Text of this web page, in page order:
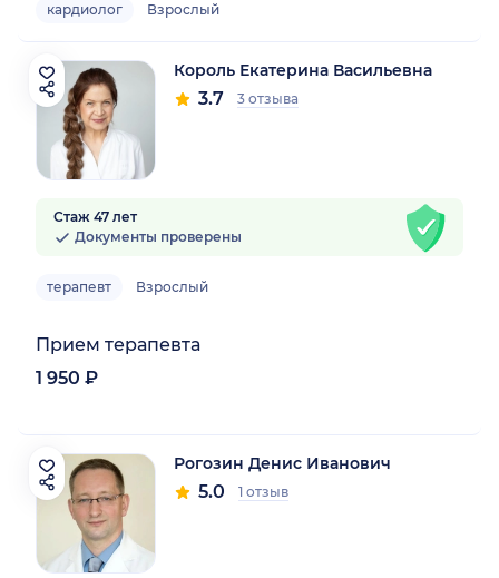
кардиолог Взрослый
Король Екатерина Васильевна
3.7 3 отзыва
Стаж 47 лет
Документы проверены
терапевт Взрослый
Прием терапевта
1 950 ₽
Рогозин Денис Иванович
5.0 1 отзыв